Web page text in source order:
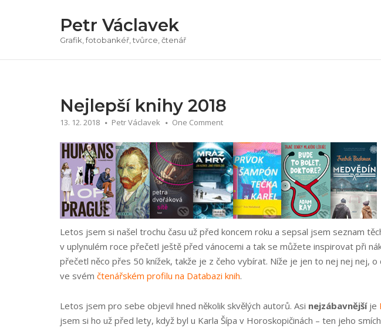
Petr Václavek
Grafik, fotobankéř, tvůrce, čtenář
Nejlepší knihy 2018
13. 12. 2018 Petr Václavek One Comment
Letos jsem si našel trochu času už před koncem roku a sepsal jsem seznam
v uplynulém roce přečetl ještě před vánocemi a tak se můžete inspirovat při
přečetl něco přes 50 knížek, takže je z čeho vybírat. Níže je jen to nej nej nej, o
ve svém čtenářském profilu na Databazi knih.
Letos jsem pro sebe objevil hned několik skvělých autorů. Asi nejzábavnějšíje
jsem si ho už před lety, když byl u Karla Šípa v Horoskopičinách – ten jeho